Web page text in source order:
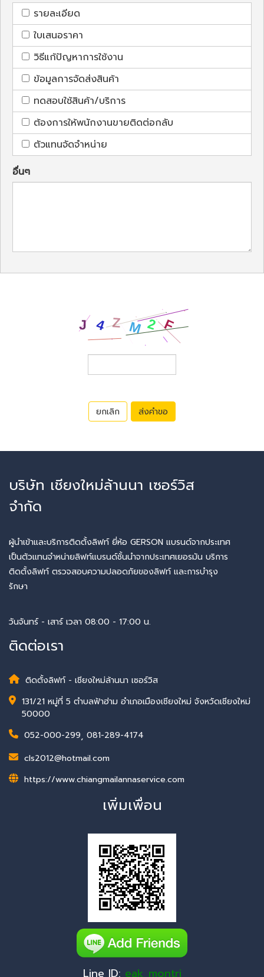
รายละเอียด
ใบเสนอราคา
วิธีแก้ปัญหาการใช้งาน
ข้อมูลการจัดส่งสินค้า
ทดสอบใช้สินค้า/บริการ
ต้องการให้พนักงานขายติดต่อกลับ
ตัวแทนจัดจำหน่าย
อื่นๆ
ยกเลิก ส่งคำขอ
บริษัท เชียงใหม่ล้านนา เซอร์วิส
จำกัด
ผู้นำเข้าและบริการติดตั้งลิฟท์ ยี่ห้อ GERSON แบรนด์จากประเทศ
เป็นตัวแทนจำหน่ายลิฟท์แบรนด์ชั้นนำจากประเทศเยอรมัน บริการ
ติดตั้งลิฟท์ ตรวจสอบความปลอดภัยของลิฟท์ และการบำรุง
รักษา
วันจันทร์ - เสาร์ เวลา 08:00 - 17:00 น.
ติดต่อเรา
ติดตั้งลิฟท์ - เชียงใหม่ล้านนา เซอร์วิส
131/21 หมู่ที่ 5 ตำบลฟ้าฮ่าม อำเภอเมืองเชียงใหม่ จังหวัดเชียงใหม่
50000
052-000-299, 081-289-4174
cls2012@hotmail.com
https://www.chiangmailannaservice.com
เพิ่มเพื่อน
Line ID: eak_montri